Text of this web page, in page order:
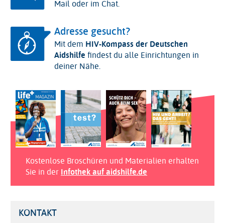
Mail oder im Chat.
Adresse gesucht?
Mit dem HIV-Kompass der Deutschen
Aidshilfe findest du alle Einrichtungen in
deiner Nähe.
Kostenlose Broschüren und Materialien erhalten
Sie in der Infothek auf aidshilfe.de
KONTAKT